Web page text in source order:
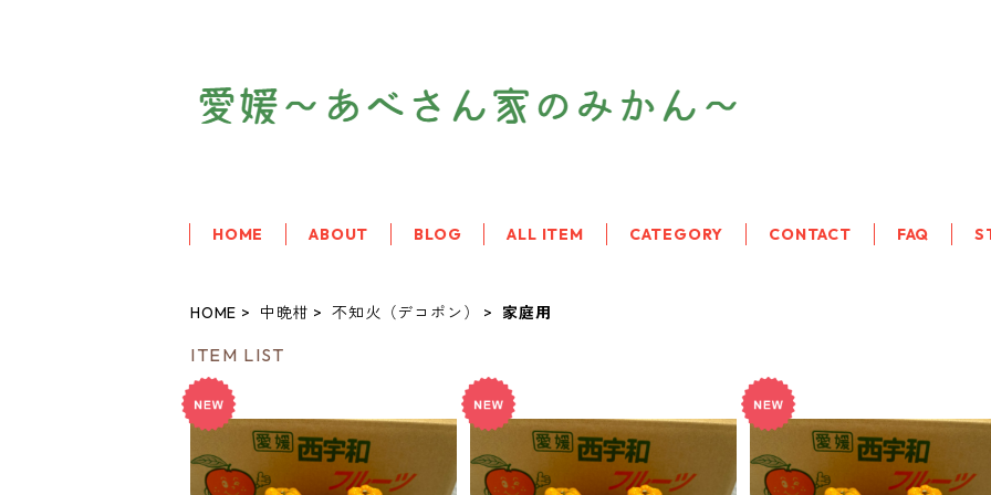
HOME ABOUT BLOG ALL ITEM CATEGORY CONTACT FAQ
HOME 中晩柑 不知火（デコポン） 家庭用
ITEM LIST